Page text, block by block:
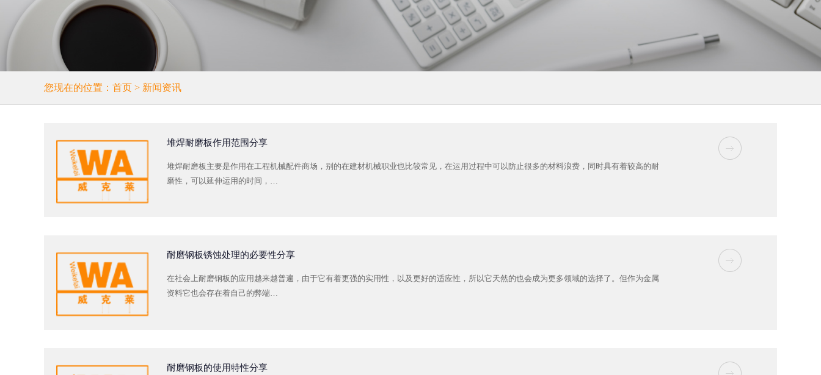
您现在的位置：首页 > 新闻资讯
堆焊耐磨板作用范围分享
堆焊耐磨板主要是作用在工程机械配件商场，别的在建材机械职业也比较常见，在运用过程中可以防止很多的材料浪费，同时具有着较高的耐
磨性，可以延伸运用的时间，…
耐磨钢板锈蚀处理的必要性分享
在社会上耐磨钢板的应用越来越普遍，由于它有着更强的实用性，以及更好的适应性，所以它天然的也会成为更多领域的选择了。但作为金属
资料它也会存在着自己的弊端…
耐磨钢板的使用特性分享